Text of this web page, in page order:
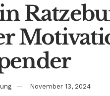
November 13, 2024